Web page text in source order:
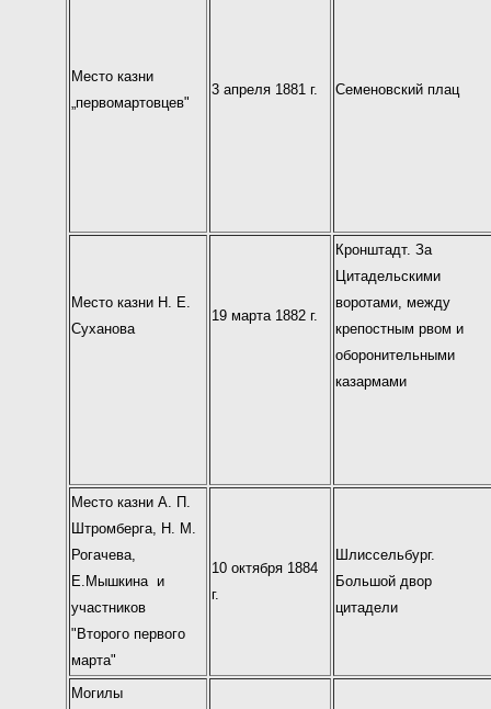
Место казни
„первомартовцев"
3 апреля 1881 г. Семеновский плац
Место казни Н. Е.
Суханова
19 марта 1882 г.
Кронштадт. За
Цитадельскими
воротами, между
крепостным рвом и
оборонительными
казармами
Место казни А. П.
Штромберга, Н. М.
Рогачева,
Е.Мышкина и
участников
"Второго первого
марта"
10 октября 1884
г.
Шлиссельбург.
Большой двор
цитадели
Могилы